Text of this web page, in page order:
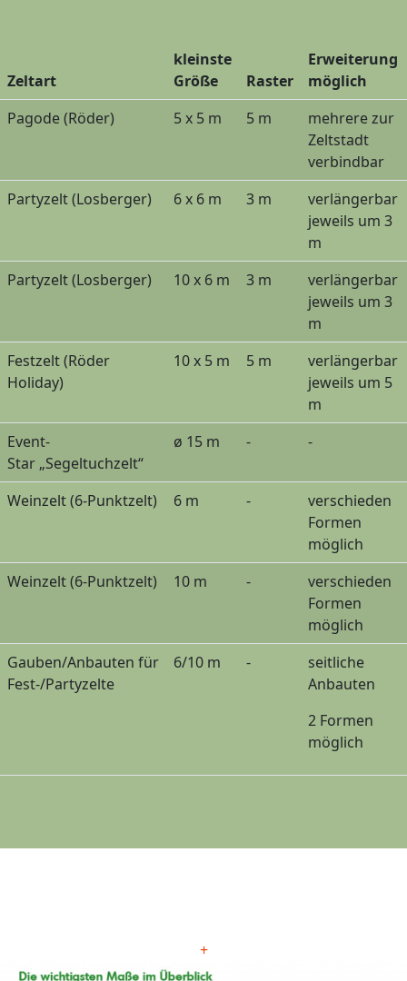
Zeltart
kleinste
Größe
Raster
Erweiterung
möglich
Pagode(Röder) 5 x 5 m 5 m
mehrere zur
Zeltstadt
verbindbar
Partyzelt(Losberger) 6 x 6 m 3 m
verlängerbar
jeweils um 3
m
Partyzelt(Losberger) 10 x 6 m 3 m
verlängerbar
jeweils um 3
m
Festzelt(Röder
Holiday)
10 x 5 m 5 m
verlängerbar
jeweils um 5
m
Event-
Star „Segeltuchzelt“
ø 15 m - -
Weinzelt(6-Punktzelt) 6 m -
verschieden
Formen
möglich
Weinzelt(6-Punktzelt) 10 m -
verschieden
Formen
möglich
Gauben/Anbauten für
Fest-/Partyzelte
6/10 m -
seitliche
Anbauten
2 Formen
möglich
+